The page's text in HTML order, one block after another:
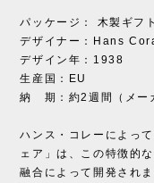
パッケージ： 木製ギフ
デザイナー：Hans
デザイン年：1938
生産国：EU
納 期：約2週間（メー
ハンス・コレーによっ
ェア」は、この特徴的
融合によって開発され